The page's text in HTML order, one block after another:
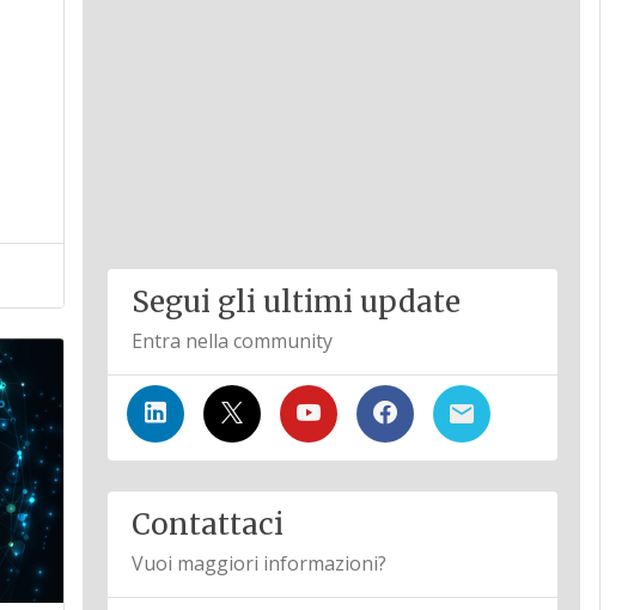
Segui gli ultimi update
Entra nella community
Contattaci
Vuoi maggiori informazioni?